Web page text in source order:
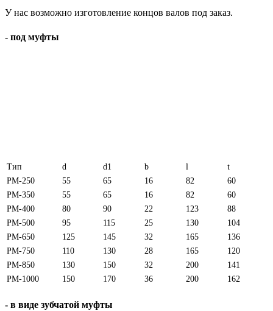
У нас возможно изготовление концов валов под заказ.
- под муфты
Тип d d1 b l
t
РМ-250
55 65 16 82
60
РМ-350
55 65 16 82
60
РМ-400
80 90 22 123
88
РМ-500
95 115 25 130
104
РМ-650
125 145 32 165
136
РМ-750
110 130 28 165
120
РМ-850
130 150 32 200
141
РМ-1000
150 170 36 200 162
- в виде зубчатой муфты